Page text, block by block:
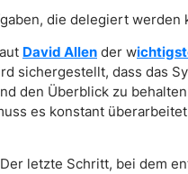
die delegiert
David Allen der w
sichergestellt, dass das
den Überblick zu
es konstant
Der letzte Schritt, bei dem